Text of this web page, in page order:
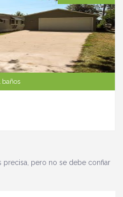
baños
precisa, pero no se debe confiar